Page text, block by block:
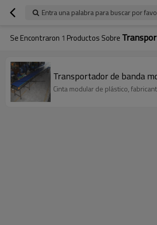
Entra una palabra para buscar por
Se Encontraron 1 Productos Sobre
Transportador de banda
Cinta modular de plástico,